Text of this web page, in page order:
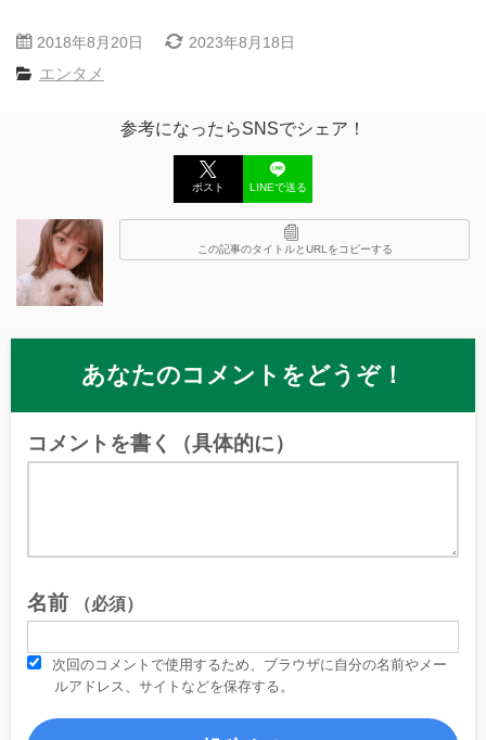
2018年8月20日 2023年8月18日
エンタメ
参考になったらSNSでシェア！
ポスト LINEで送る
この記事のタイトルとURLをコピーする
あなたのコメントをどうぞ！
コメントを書く（具体的に）
名前 （必須）
次回のコメントで使用するため、ブラウザに自分の名前やメー
ルアドレス、サイトなどを保存する。